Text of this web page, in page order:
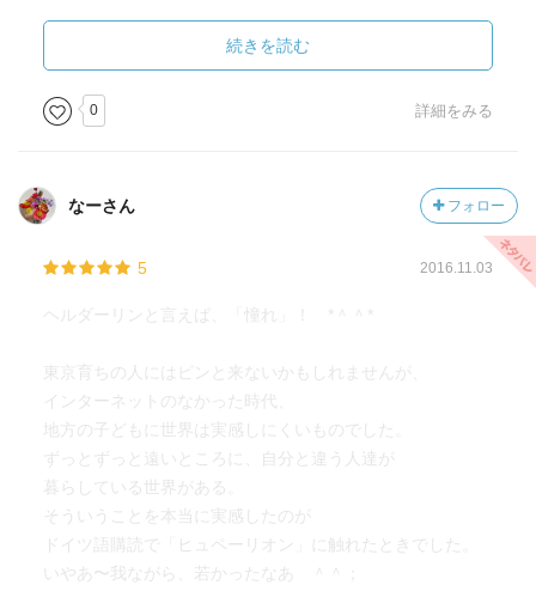
まるで文構造の異なる日本語に翻訳された詩は、ヨーロ
ッパでも伝統的だった「韻律」の部分がすっかり失われて
しまうので、もちろん、その辺を間引いて受け取る必要が
ある。
リンに突出した高評価を与えていたのか、結局今回は理解
できなかった。その点は、今後ハイデッガーをさらに読ん
でいくうちに、本書をまた拾い読みして考えていきたいと
思う。
続きを読む
0 詳細をみる
なーさん フォロー
5 2016.11.03
ヘルダーリンと言えば、「憧れ」！ *＾＾*
東京育ちの人にはピンと来ないかもしれませんが、
インターネットのなかった時代、
地方の子どもに世界は実感しにくいものでした。
ずっとずっと遠いところに、自分と違う人達が
暮らしている世界がある。
そういうことを本当に実感したのが
ドイツ語購読で「ヒュペーリオン」に触れたときでした。
いやあ〜我ながら、若かったなあ ＾＾；